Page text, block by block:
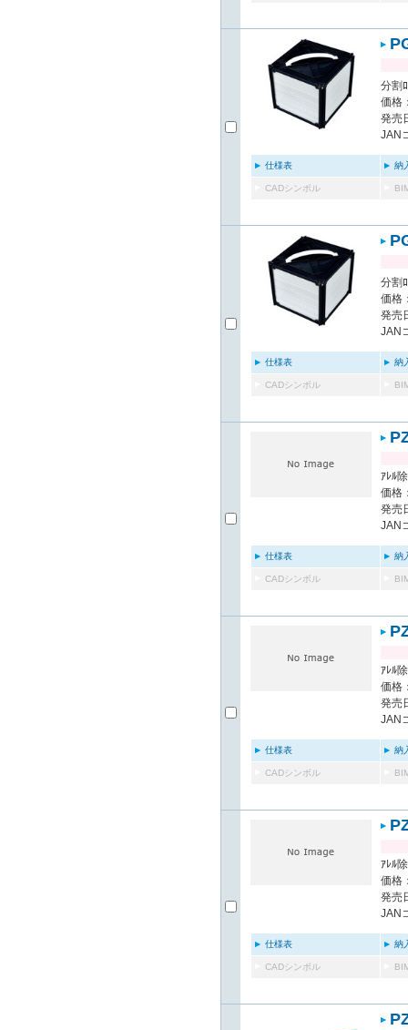
分割
価格
発売
JAN
仕様表 納
CADシンボル
分割
価格
発売
JAN
仕様表 納
CADシンボル
ｱﾚﾙ
価格
発売
JAN
仕様表 納
CADシンボル
ｱﾚﾙ
価格
発売
JAN
仕様表 納
CADシンボル
ｱﾚﾙ
価格
発売
JAN
仕様表 納
CADシンボル